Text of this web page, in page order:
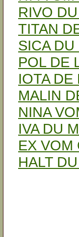
RIVO
TITAN
SICA
POL DE
IOTA DE
MALIN
NINA
IVA DU
EX VOM
HALT